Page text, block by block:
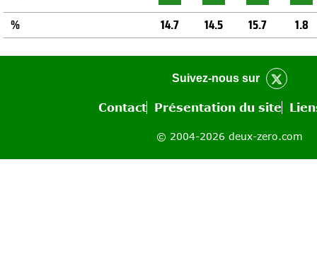
%
14.7 14.5 15.7 1.8
Suivez-nous sur
Contact Présentation du site
© 2004-2026 deux-zero.com